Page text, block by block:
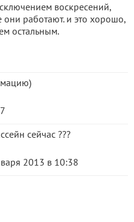
воскресений,
они работают. и это хорошо,
остальным.
сейчас ???
2013 в 10:38